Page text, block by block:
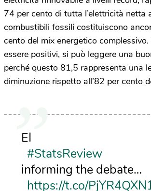
74 per cento di tutta l’elettricità netta
combustibili fossili costituiscono
cento del mix energetico
essere positivi, si può leggere una
perché questo 81,5 rappresenta una
diminuzione rispetto all’82 per cento
EI
#StatsReview
informing the debate…
https://t.co/